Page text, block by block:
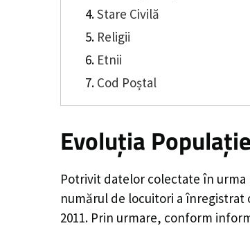
Stare Civilă
Religii
Etnii
Cod Poștal
Evoluția
Potrivit datelor colectate în urma
numărul de locuitori a înregistrat
2011. Prin urmare, conform